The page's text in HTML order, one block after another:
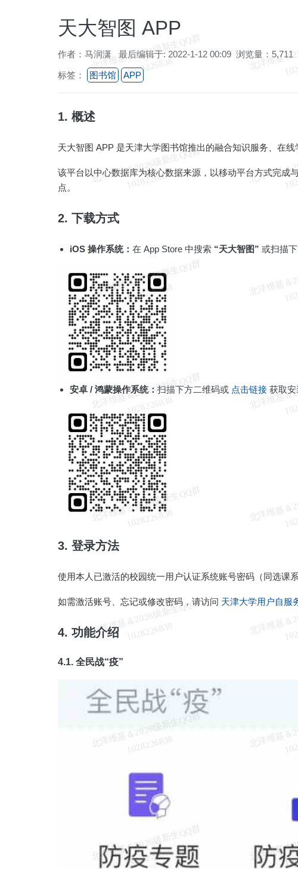
天大智图 APP
作者：马润潇 最后编辑于: 2022-1-12 00:09 浏览量：5,711
标签： 图书馆 APP
1. 概述
天大智图 APP 是天津大学图书馆推出的融合知识服务、在
该平台以中心数据库为核心数据来源，以移动平台方式完成
点。
2. 下载方式
iOS 操作系统： 在 App Store 中搜索 “天大智图” 或扫描
安卓 / 鸿蒙操作系统：扫描下方二维码或 点击链接 获取
3. 登录方法
使用本人已激活的校园统一用户认证系统账号密码（同选课系
如需激活账号、忘记或修改密码，请访问 天津大学用户自服
4. 功能介绍
4.1. 全民战“疫”
北
洋
维
基
＆
2
0
2
6
级
新
生
Q
Q
群
1
0
2
8
2
2
6
8
3
8
北
洋
维
基
＆
2
0
2
6
级
新
生
Q
Q
群
1
0
2
8
2
2
6
8
3
8
北
洋
维
基
＆
2
0
2
6
级
新
生
Q
Q
群
1
0
2
8
2
2
6
8
3
8
北
洋
维
基
＆
2
0
2
6
级
新
生
Q
Q
群
1
0
2
8
2
2
6
8
3
8
北
洋
维
基
＆
2
0
2
6
级
新
生
Q
Q
群
1
0
2
8
2
2
6
8
3
8
北
洋
维
基
＆
2
0
2
6
级
新
生
Q
Q
群
1
0
2
8
2
2
6
8
3
8
北
洋
维
基
＆
2
0
2
6
级
新
生
Q
Q
群
1
0
2
8
2
2
6
8
3
8
北
洋
维
基
＆
2
0
2
6
级
新
生
Q
Q
群
1
0
2
8
2
2
6
8
3
8